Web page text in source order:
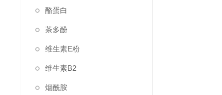
酪蛋白
茶多酚
维生素E粉
维生素B2
烟酰胺